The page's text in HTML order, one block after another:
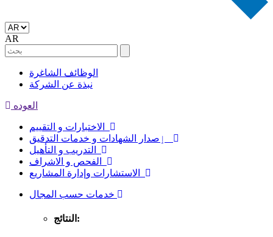
AR
الوظائف الشاغرة
نبذة عن الشركة
العوده
النتائج: